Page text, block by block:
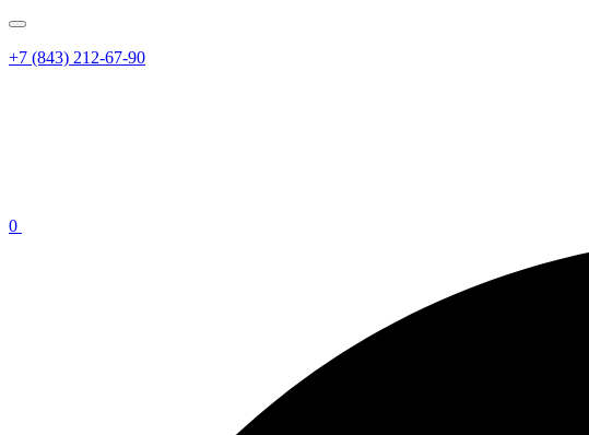
+7 (843) 212-67-90
0